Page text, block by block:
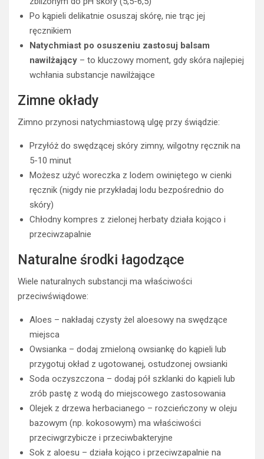
Po kąpieli delikatnie osuszaj skórę, nie trąc jej
ręcznikiem
Natychmiast po osuszeniu zastosuj balsam
nawilżający – to kluczowy moment, gdy skóra najlepiej
wchłania substancje nawilżające
Zimne okłady
Zimno przynosi natychmiastową ulgę przy świądzie:
Przyłóż do swędzącej skóry zimny, wilgotny ręcznik na
5-10 minut
Możesz użyć woreczka z lodem owiniętego w cienki
ręcznik (nigdy nie przykładaj lodu bezpośrednio do
skóry)
Chłodny kompres z zielonej herbaty działa kojąco i
przeciwzapalnie
Naturalne środki łagodzące
Wiele naturalnych substancji ma właściwości
przeciwświądowe:
Aloes – nakładaj czysty żel aloesowy na swędzące
miejsca
Owsianka – dodaj zmieloną owsiankę do kąpieli lub
przygotuj okład z ugotowanej, ostudzonej owsianki
Soda oczyszczona – dodaj pół szklanki do kąpieli lub
zrób pastę z wodą do miejscowego zastosowania
Olejek z drzewa herbacianego – rozcieńczony w oleju
bazowym (np. kokosowym) ma właściwości
przeciwgrzybicze i przeciwbakteryjne
Sok z aloesu – działa kojąco i przeciwzapalnie na